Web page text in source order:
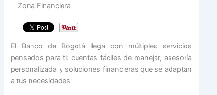
Zona Financiera
El Banco de Bogotá llega con múltiples servicios
pensados para ti: cuentas fáciles de manejar, asesoría
personalizada y soluciones financieras que se adaptan
a tus necesidades